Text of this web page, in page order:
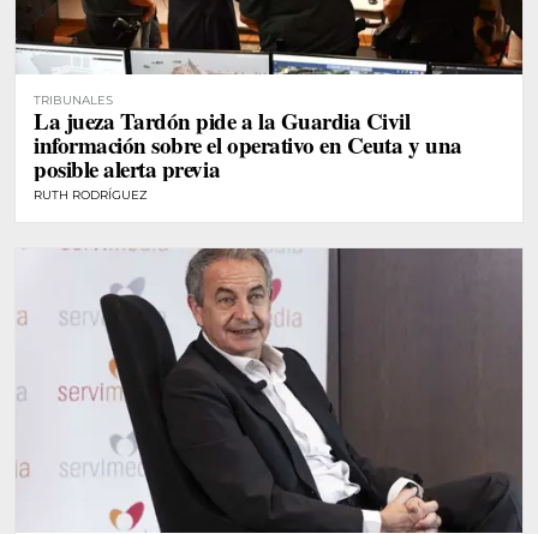
TRIBUNALES
La jueza Tardón pide a la Guardia Civil
información sobre el operativo en Ceuta y una
posible alerta previa
RUTH RODRÍGUEZ